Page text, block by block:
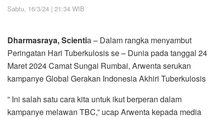
Sabtu, 16/3/24 | 21:34 WIB
Dharmasraya, Scientia – Dalam rangka menyambut
Peringatan Hari Tuberkulosis se – Dunia pada tanggal 24
Maret 2024 Camat Sungai Rumbai, Arwenta serukan
kampanye Global Gerakan Indonesia Akhiri Tuberkulosis
” Ini salah satu cara kita untuk ikut berperan dalam
kampanye melawan TBC,” ucap Arwenta kepada media